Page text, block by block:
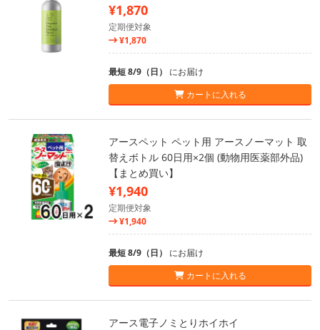
¥1,870
定期便対象
¥1,870
最短 8/9（日） にお届け
カートに入れる
アースペット ペット用 アースノーマット 取
替えボトル 60日用×2個 (動物用医薬部外品)
【まとめ買い】
¥1,940
定期便対象
¥1,940
最短 8/9（日） にお届け
カートに入れる
アース電子ノミとりホイホイ